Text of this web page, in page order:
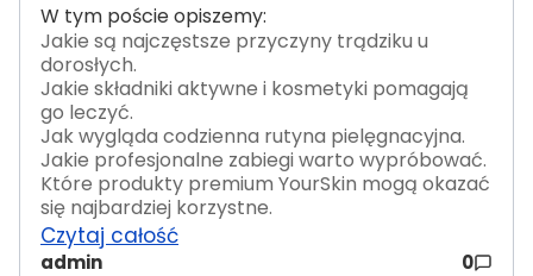
W tym poście opiszemy:
Jakie są najczęstsze przyczyny trądziku u
dorosłych.
Jakie składniki aktywne i kosmetyki pomagają
go leczyć.
Jak wygląda codzienna rutyna pielęgnacyjna.
Jakie profesjonalne zabiegi warto wypróbować.
Które produkty premium YourSkin mogą okazać
się najbardziej korzystne.
Czytaj całość
admin 0